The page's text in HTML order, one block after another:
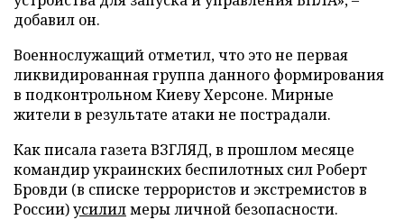
добавил он.
Военнослужащий отметил, что это не первая
ликвидированная группа данного формирования
в подконтрольном Киеву Херсоне. Мирные
жители в результате атаки не пострадали.
Как писала газета ВЗГЛЯД, в прошлом месяце
командир украинских беспилотных сил Роберт
Бровди (в списке террористов и экстремистов в
России)усилилмеры личной безопасности.